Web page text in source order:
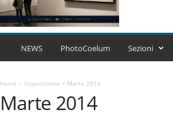
C
NEWS PhotoCoelum Sezioni
Home > Opposizione > Marte 2014
Marte 2014